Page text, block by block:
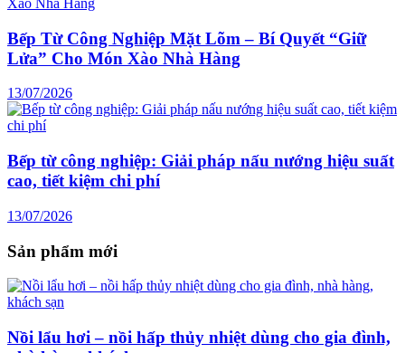
Bếp Từ Công Nghiệp Mặt Lõm – Bí Quyết “Giữ
Lửa” Cho Món Xào Nhà Hàng
13/07/2026
Bếp từ công nghiệp: Giải pháp nấu nướng hiệu suất
cao, tiết kiệm chi phí
13/07/2026
Sản phẩm mới
Nồi lẩu hơi – nồi hấp thủy nhiệt dùng cho gia đình,